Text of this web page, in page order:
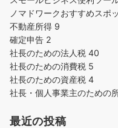
ノマドワークおすすめスポ
不動産所得 9
確定申告 2
社長のための法人税 40
社長のための消費税 5
社長のための資産税 4
社長・個人事業主のための
最近の投稿